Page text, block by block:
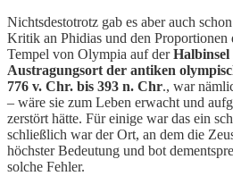
Nichtsdestotrotz gab es aber auch
Kritik an Phidias und den Proportionen
Tempel von Olympia auf derHalbinsel
Austragungsort der antiken
776 v. Chr. bis 393 n. Chr., war
– wäre sie zum Leben erwacht und
zerstört hätte. Für einige war das ein
schließlich war der Ort, an dem die
höchster Bedeutung und bot
solche Fehler.